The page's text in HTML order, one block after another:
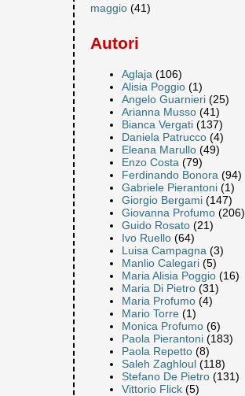
maggio (41)
Autori
Aglaja (106)
Alisia Poggio (1)
Angelo Guarnieri (25)
Arianna Musso (41)
Bianca Vergati (137)
Daniela Patrucco (4)
Eleana Marullo (49)
Enzo Costa (79)
Ferdinando Bonora (94)
Gabriele Pierantoni (1)
Giorgio Bergami (147)
Giovanna Profumo (206)
Guido Rosato (21)
Ivo Ruello (64)
Luisa Campagna (3)
Manlio Calegari (5)
Maria Alisia Poggio (16)
Maria Di Pietro (31)
Maria Profumo (4)
Mario Torre (1)
Monica Profumo (6)
Paola Pierantoni (183)
Paola Repetto (8)
Saleh Zaghloul (118)
Stefano De Pietro (131)
Vittorio Flick (5)